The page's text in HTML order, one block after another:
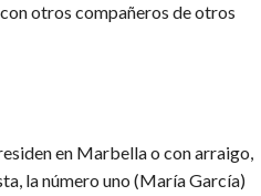
otros compañeros de otros
en Marbella o con arraigo,
la número uno (María García)